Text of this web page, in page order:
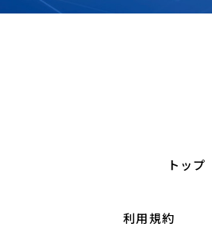
トップ
利用規約